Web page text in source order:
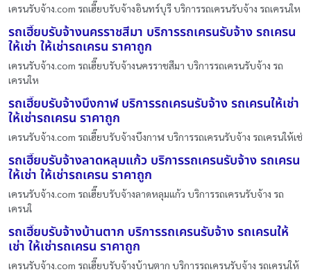
เครนรับจ้าง.com รถเฮี๊ยบรับจ้างอินทร์บุรี บริการรถเครนรับจ้าง รถเครนให
รถเฮี๊ยบรับจ้างนครราชสีมา บริการรถเครนรับจ้าง รถเครน
ให้เช่า ให้เช่ารถเครน ราคาถูก
เครนรับจ้าง.com รถเฮี๊ยบรับจ้างนครราชสีมา บริการรถเครนรับจ้าง รถ
เครนให
รถเฮี๊ยบรับจ้างบึงกาฬ บริการรถเครนรับจ้าง รถเครนให้เช่า
ให้เช่ารถเครน ราคาถูก
เครนรับจ้าง.com รถเฮี๊ยบรับจ้างบึงกาฬ บริการรถเครนรับจ้าง รถเครนให้เช่
รถเฮี๊ยบรับจ้างลาดหลุมแก้ว บริการรถเครนรับจ้าง รถเครน
ให้เช่า ให้เช่ารถเครน ราคาถูก
เครนรับจ้าง.com รถเฮี๊ยบรับจ้างลาดหลุมแก้ว บริการรถเครนรับจ้าง รถ
เครนใ
รถเฮี๊ยบรับจ้างบ้านตาก บริการรถเครนรับจ้าง รถเครนให้
เช่า ให้เช่ารถเครน ราคาถูก
เครนรับจ้าง.com รถเฮี๊ยบรับจ้างบ้านตาก บริการรถเครนรับจ้าง รถเครนให้